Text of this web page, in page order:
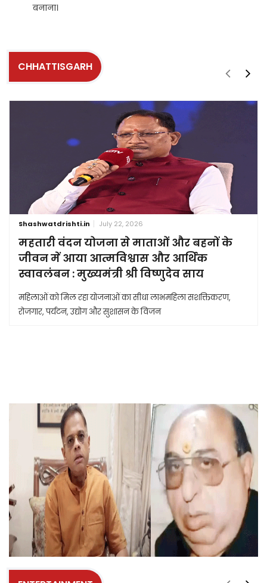
बनाना।
CHHATTISGARH
Shashwatdrishti.in July 22, 2026
महतारी वंदन योजना से माताओं और बहनों के
जीवन में आया आत्मविश्वास और आर्थिक
स्वावलंबन : मुख्यमंत्री श्री विष्णुदेव साय
महिलाओं को मिल रहा योजनाओं का सीधा लाभमहिला सशक्तिकरण,
रोजगार, पर्यटन, उद्योग और सुशासन के विजन